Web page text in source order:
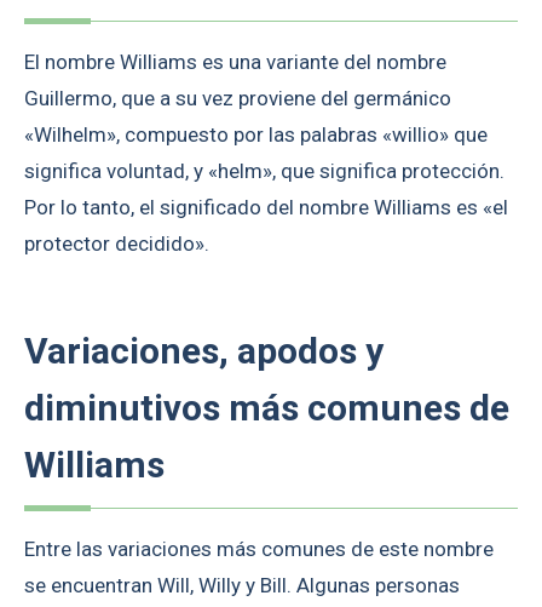
El nombre Williams es una variante del nombre
Guillermo, que a su vez proviene del germánico
«Wilhelm», compuesto por las palabras «willio» que
significa voluntad, y «helm», que significa protección.
Por lo tanto, el significado del nombre Williams es «el
protector decidido».
Variaciones, apodos y
diminutivos más comunes de
Williams
Entre las variaciones más comunes de este nombre
se encuentran Will, Willy y Bill. Algunas personas